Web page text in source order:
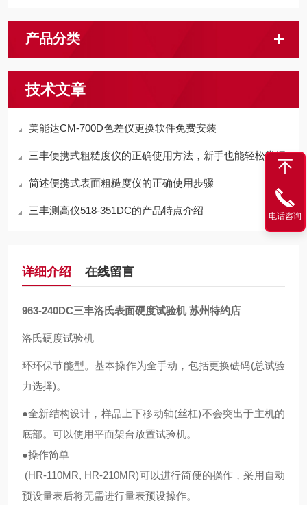
产品分类
技术文章
美能达CM-700D色差仪更换软件免费安装
三丰便携式粗糙度仪的正确使用方法，新手也能轻松掌握
简述便携式表面粗糙度仪的正确使用步骤
三丰测高仪518-351DC的产品特点介绍
详细介绍 在线留言
963-240DC三丰洛氏表面硬度试验机 苏州特约店
洛氏硬度试验机
环环保节能型。基本操作为全手动，包括更换砝码(总试验
力选择)。
●全新结构设计，样品上下移动轴(丝杠)不会突出于主机的
底部。可以使用平面架台放置试验机。
●操作简单
(HR-110MR, HR-210MR)可以进行简便的操作，采用自动
预设量表后将无需进行量表预设操作。
电话咨询